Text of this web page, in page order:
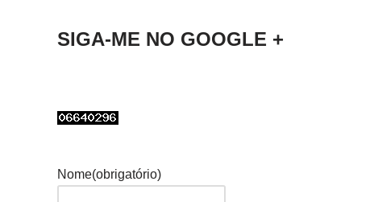
SIGA-ME NO GOOGLE +
Nome(obrigatório)